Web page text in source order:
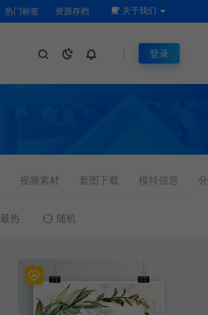
热门标签 资源存档 关于我们
登录
视频素材 套图下载 模特信息
最热 随机